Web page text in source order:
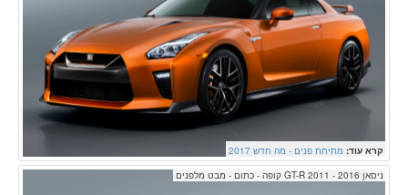
קרא עוד: מתיחת פנים - מה חדש 2017
ניסאן GT-R 2011 - 2016 קופה - כתום - מבט מלפנים